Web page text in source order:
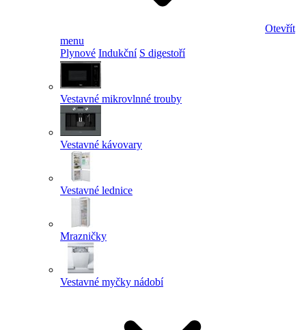
Otevřít
menu
Plynové Indukční S digestoří
Vestavné mikrovlnné trouby
Vestavné kávovary
Vestavné lednice
Mrazničky
Vestavné myčky nádobí